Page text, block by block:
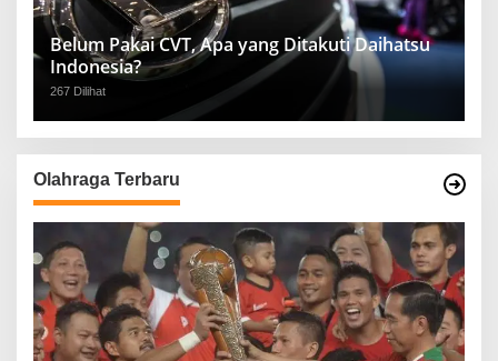
Belum Pakai CVT, Apa yang Ditakuti Daihatsu
Indonesia?
267 Dilihat
Olahraga Terbaru